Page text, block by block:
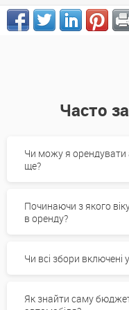
Часто
Чи можу я орендувати
ще?
Починаючи з якого
в оренду?
Чи всі збори включені
Як знайти саму